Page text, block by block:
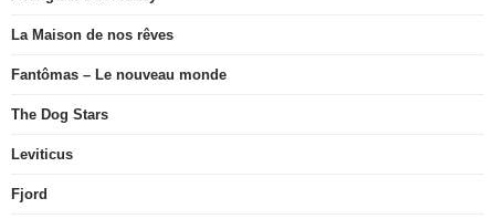
La Maison de nos rêves
Fantômas – Le nouveau monde
The Dog Stars
Leviticus
Fjord